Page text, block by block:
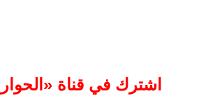
اشترك في قناة